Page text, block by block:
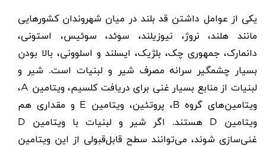
یکی از عوامل داشتن قد بلند در میان شهروندان کشورهایی
مانند هلند، نروژ، نیوزیلند، سوئد، سوئیس، استونی،
دانمارک، جمهوری چک، بلژیک، ایسلند و اسلوونی،‌ بالا بودن
بسیار چشمگیر سرانه مصرف شیر و لبنیاتاست. شیر و
لبنیات از منابع بسیار غنی برای دریافت کلسیم، ویتامین A،
ویتامین‌های گروه B، پروتئین، ویتامین E و مقداری هم
ویتامین D هستند. اگر شیر و لبنیات با ویتامین D
غنی‌سازی شوند، می‌توانند سطح قابل‌قبولی از این ویتامین